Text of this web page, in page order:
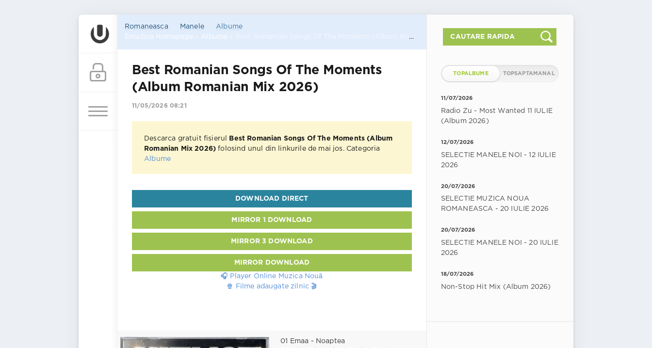
Romaneasca Manele
Albume
Emuzica Homepage
Albume
Best Romanian Songs Of The Moments
(Album Romanian Mix 2026)
11/05/2026 08:21
Descarca gratuit fisierul
Best Romanian Songs Of The Moments (Album
Romanian Mix 2026) folosind unul din linkurile de mai jos. Categoria
Albume
DOWNLOAD DIRECT
MIRROR 1 DOWNLOAD
MIRROR 3 DOWNLOAD
MIRROR DOWNLOAD
🎧 Player Online Muzica Nouă
🍿 Filme adaugate zilnic 🎬
01 Emaa - Noaptea
TOPALBUME TOPSAPTAMANAL
11/07/2026
Radio Zu - Most Wanted 11 IULIE
(Album 2026)
12/07/2026
SELECTIE MANELE NOI - 12 IULIE
2026
20/07/2026
SELECTIE MUZICA NOUA
ROMANEASCA - 20 IULIE 2026
20/07/2026
SELECTIE MANELE NOI - 20 IULIE
2026
18/07/2026
Non-Stop Hit Mix (Album 2026)